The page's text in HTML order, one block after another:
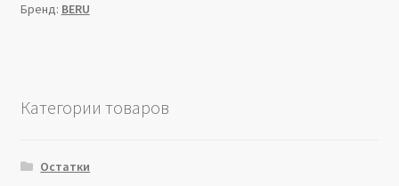
Бренд: BERU
Категории товаров
Остатки